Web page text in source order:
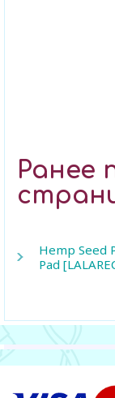
Ранее
Hemp Seed
Pad